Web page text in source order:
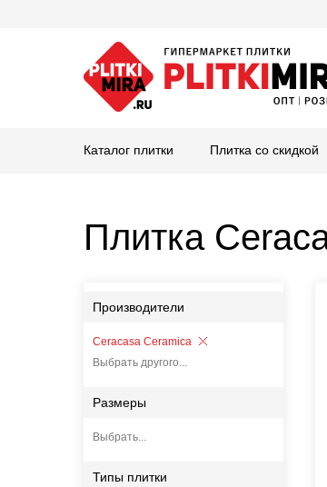
Каталог плитки Плитка со скидкой
Плитка
Производители
Ceracasa Ceramica
Выбрать другого...
Размеры
Выбрать...
Типы плитки